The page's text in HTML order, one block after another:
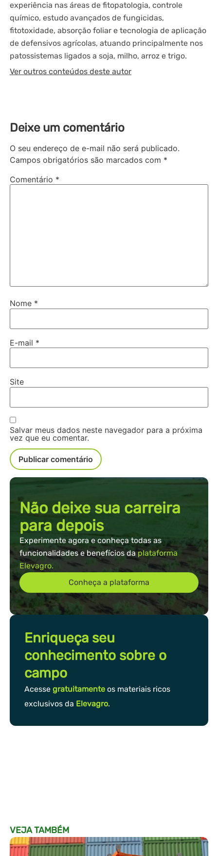
experiência nas áreas de fitopatologia, controle
químico, estudo avançados de fungicidas,
fitotoxidade, absorção foliar e tecnologia de aplicação
de defensivos agrícolas, atuando principalmente nos
patossistemas ligados a soja, milho, arroz e trigo.
Ver outros conteúdos deste autor
Deixe um comentário
O seu endereço de e-mail não será publicado.
Campos obrigatórios são marcados com *
Comentário *
Nome *
E-mail *
Site
Salvar meus dados neste navegador para a próxima
vez que eu comentar.
Não deixe sua carreira
para depois
Experimente agora e conheça todas as
funcionalidades e benefícios daplataforma
Elevagro.
Conheça a plataforma
Enriqueça seu
conhecimento sobre o
campo
Acesse gratuitamente os materiais ricos
exclusivos da Elevagro.
VEJA TAMBÉM